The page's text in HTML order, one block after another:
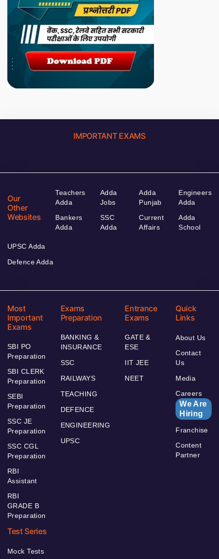
IMPORTANT EXAMS
Our
Other
Websites
Teachers
Adda
Bankers
Adda
Adda
Jobs
SSC
Adda
Adda
Punjab
Current
Affairs
Engineers
Adda
Adda
School
UPSC Adda
Defence Adda
Most
Important
Exams
SBI PO
Preparation
SBI CLERK
Preparation
SEBI
Preparation
SSC JE
Preparation
SSC CGL
Preparation
RBI
Assistant
RBI
GRADE B
Preparation
Exams
Preparation
BANKING &
INSURANCE
SSC
RAILWAYS
TEACHING
DEFENCE
ENGINEERING
UPSC
Entrance
Exams
GATE &
ESE
IIT JEE
NEET
Quick
Links
About Us
Contact
Us
Media
Careers
We Are
Hiring
Franchise
Content
Partner
Test Series
Mock Tests